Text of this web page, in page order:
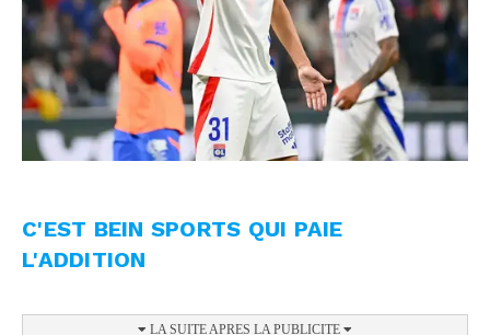
C'EST BEIN SPORTS QUI PAIE
L'ADDITION